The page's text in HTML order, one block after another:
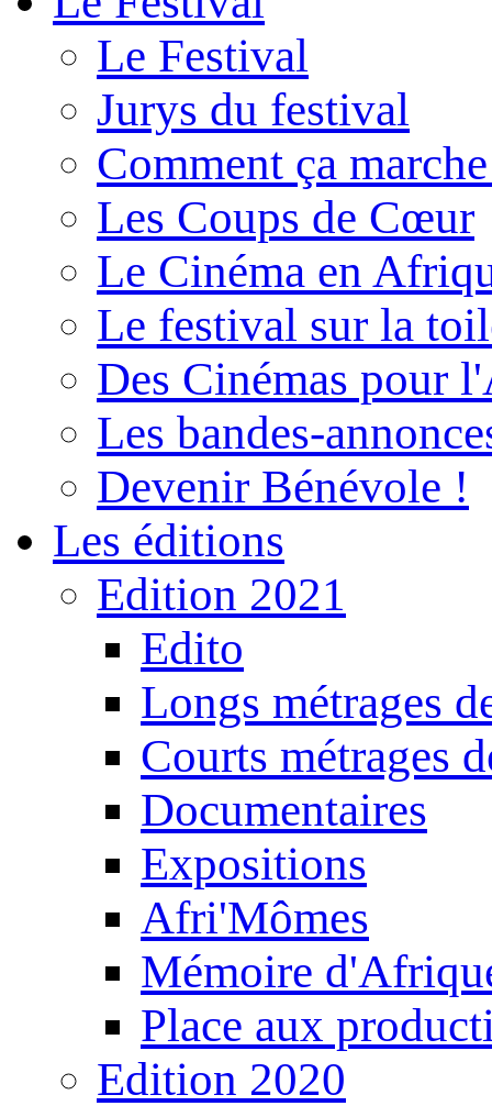
Le Festival
Jurys du festival
Comment ça
Les Coups de Cœur
Le Cinéma en
Le festival sur la
Des Cinémas pour
Les bandes-
Devenir Bénévole !
Les éditions
Edition 2021
Edito
Longs métrages
Courts métrages
Documentaires
Expositions
Afri'Mômes
Mémoire
Place aux
Edition 2020